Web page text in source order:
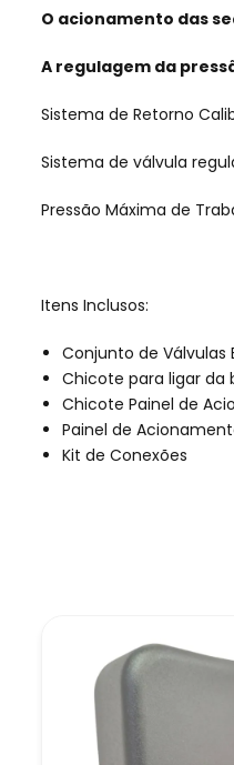
O acionamento das
A regulagem da
Sistema de Retorno
Sistema de válvula
Pressão Máxima de
Itens Inclusos:
Conjunto de Válvulas
Chicote para ligar da
Chicote Painel de
Painel de
Kit de Conexões